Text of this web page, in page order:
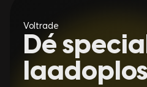
Voltrade
Dé